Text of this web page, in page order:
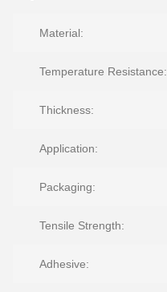
Material:
Temperature Resistance:
Thickness:
Application:
Packaging:
Tensile Strength:
Adhesive: